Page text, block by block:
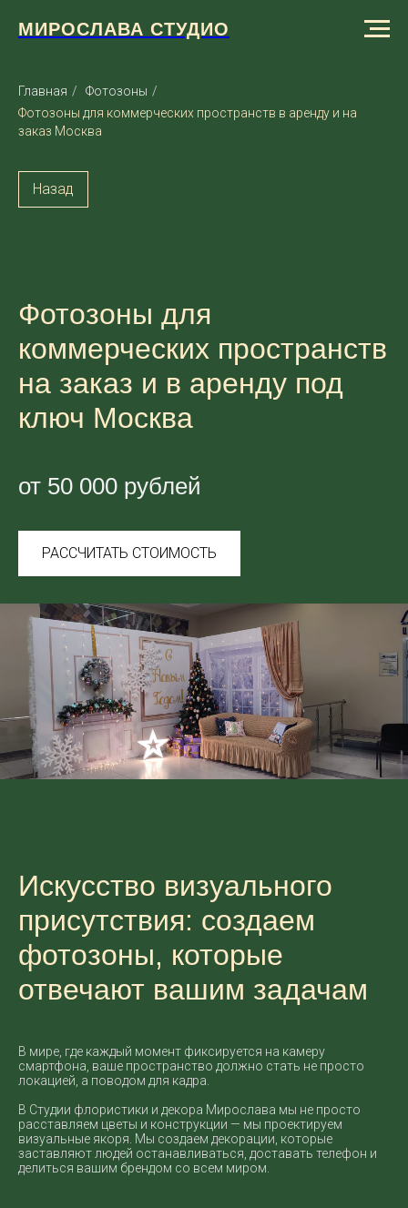
МИРОСЛАВА СТУДИО
Главная / Фотозоны /
Фотозоны для коммерческих пространств в аренду и на
заказ Москва
Назад
Фотозоны для
коммерческих пространств
на заказ и в аренду под
ключ Москва
от 50 000 рублей
РАССЧИТАТЬ СТОИМОСТЬ
Искусство визуального
присутствия: создаем
фотозоны, которые
отвечают вашим задачам
В мире, где каждый момент фиксируется на камеру
смартфона, ваше пространство должно стать не просто
локацией, а поводом для кадра.
В Студии флористики и декора Мирослава мы не просто
расставляем цветы и конструкции — мы проектируем
визуальные якоря. Мы создаем декорации, которые
заставляют людей останавливаться, доставать телефон и
делиться вашим брендом со всем миром.